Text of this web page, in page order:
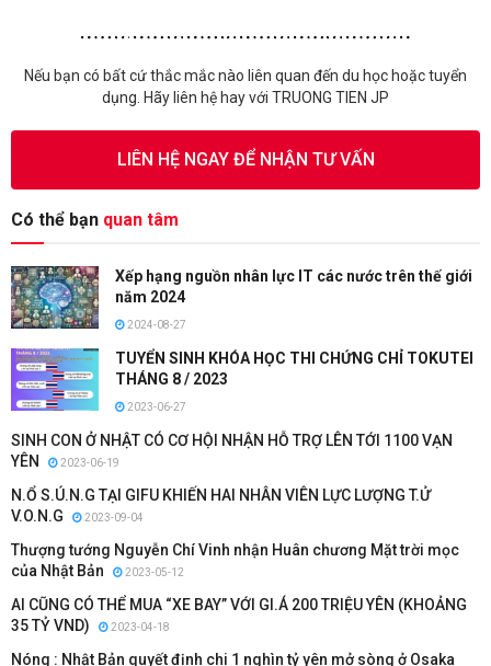
Nếu bạn có bất cứ thắc mắc nào liên quan đến du học hoặc tuyển
dụng. Hãy liên hệ hay với TRUONG TIEN JP
LIÊN HỆ NGAY ĐỂ NHẬN TƯ VẤN
Có thể bạn quan tâm
Xếp hạng nguồn nhân lực IT các nước trên thế giới
năm 2024
2024-08-27
TUYỂN SINH KHÓA HỌC THI CHỨNG CHỈ TOKUTEI
THÁNG 8 / 2023
2023-06-27
SINH CON Ở NHẬT CÓ CƠ HỘI NHẬN HỖ TRỢ LÊN TỚI 1100 VẠN
YÊN
2023-06-19
N.Ổ S.Ú.N.G TẠI GIFU KHIẾN HAI NHÂN VIÊN LỰC LƯỢNG T.Ử
V.O.N.G
2023-09-04
Thượng tướng Nguyễn Chí Vinh nhận Huân chương Mặt trời mọc
của Nhật Bản
2023-05-12
AI CŨNG CÓ THỂ MUA “XE BAY” VỚI GI.Á 200 TRIỆU YÊN (KHOẢNG
35 TỶ VND)
2023-04-18
Nóng : Nhật Bản quyết định chi 1 nghìn tỷ yên mở sòng ở Osaka